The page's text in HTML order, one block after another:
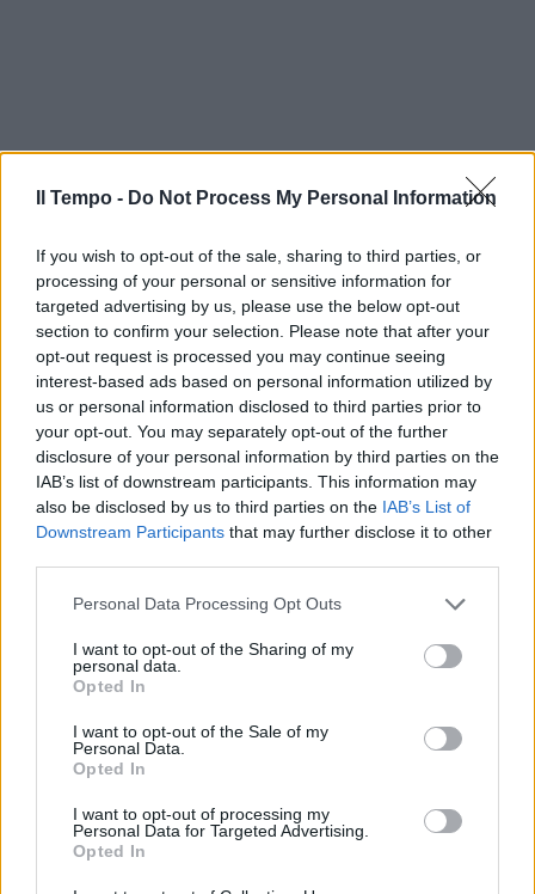
Il Tempo - Do Not Process My Personal Information
If you wish to opt-out of the sale, sharing to third parties, or
processing of your personal or sensitive information for
targeted advertising by us, please use the below opt-out
section to confirm your selection. Please note that after your
opt-out request is processed you may continue seeing
interest-based ads based on personal information utilized by
us or personal information disclosed to third parties prior to
your opt-out. You may separately opt-out of the further
disclosure of your personal information by third parties on the
IAB’s list of downstream participants. This information may
also be disclosed by us to third parties on the IAB’s List of
Downstream Participants that may further disclose it to other
Personal Data Processing Opt Outs
I want to opt-out of the Sharing of my
personal data.
Opted In
I want to opt-out of the Sale of my
Personal Data.
Opted In
I want to opt-out of processing my
Personal Data for Targeted Advertising.
Opted In